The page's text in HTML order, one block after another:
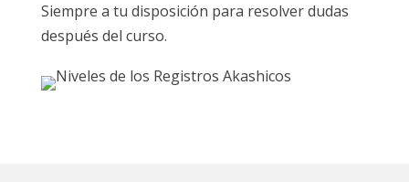
Siempre a tu disposición para resolver dudas
después del curso.